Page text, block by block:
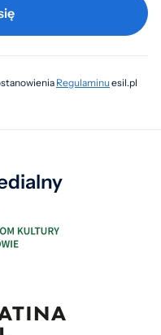
Regulaminuesil.pl